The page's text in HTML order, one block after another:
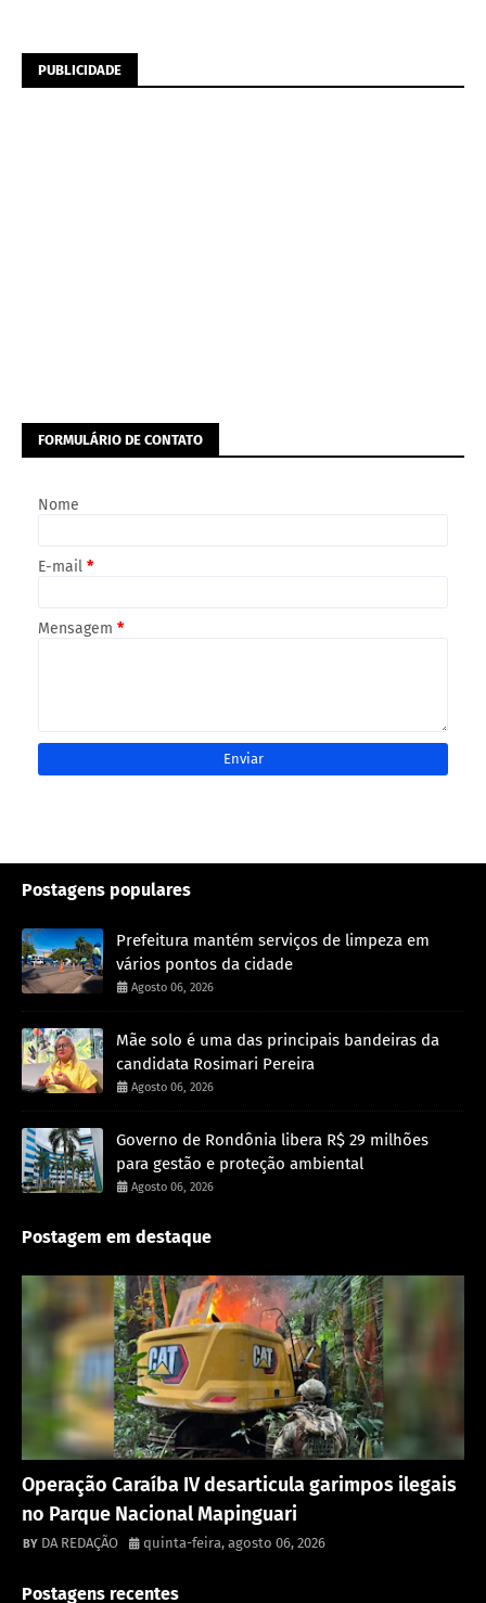
PUBLICIDADE
FORMULÁRIO DE CONTATO
Nome
E-mail *
Mensagem *
Postagens populares
Prefeitura mantém serviços de limpeza em
vários pontos da cidade
Agosto 06, 2026
Mãe solo é uma das principais bandeiras da
candidata Rosimari Pereira
Agosto 06, 2026
Governo de Rondônia libera R$ 29 milhões
para gestão e proteção ambiental
Agosto 06, 2026
Postagem em destaque
Operação Caraíba IV desarticula garimpos ilegais
no Parque Nacional Mapinguari
DA REDAÇÃO quinta-feira, agosto 06, 2026
Postagens recentes